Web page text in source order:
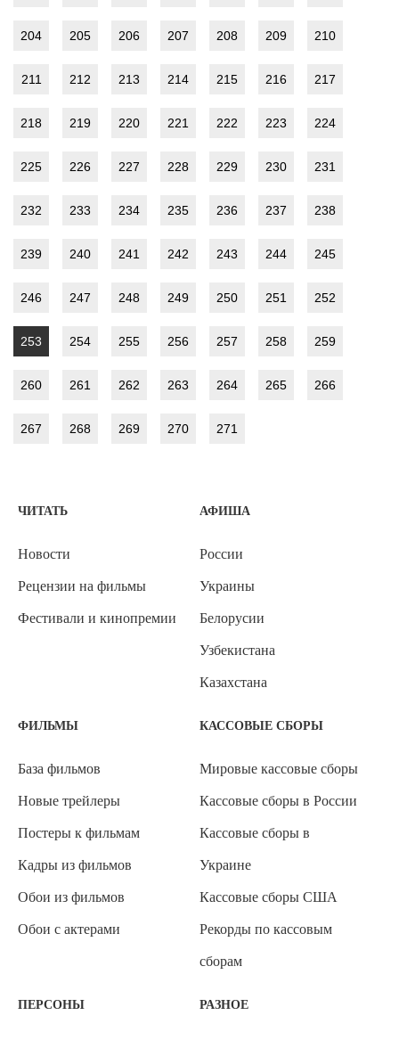
204 205 206 207 208 209 210
211 212 213 214 215 216 217
218 219 220 221 222 223 224
225 226 227 228 229 230 231
232 233 234 235 236 237 238
239 240 241 242 243 244 245
246 247 248 249 250 251 252
253 254 255 256 257 258 259
260 261 262 263 264 265 266
267 268 269 270 271
ЧИТАТЬ
Новости
Рецензии на фильмы
Фестивали и кинопремии
АФИША
России
Украины
Белорусии
Узбекистана
Казахстана
ФИЛЬМЫ
База фильмов
Новые трейлеры
Постеры к фильмам
Кадры из фильмов
Обои из фильмов
Обои с актерами
КАССОВЫЕ СБОРЫ
Мировые кассовые сборы
Кассовые сборы в России
Кассовые сборы в
Украине
Кассовые сборы США
Рекорды по кассовым
сборам
ПЕРСОНЫ РАЗНОЕ